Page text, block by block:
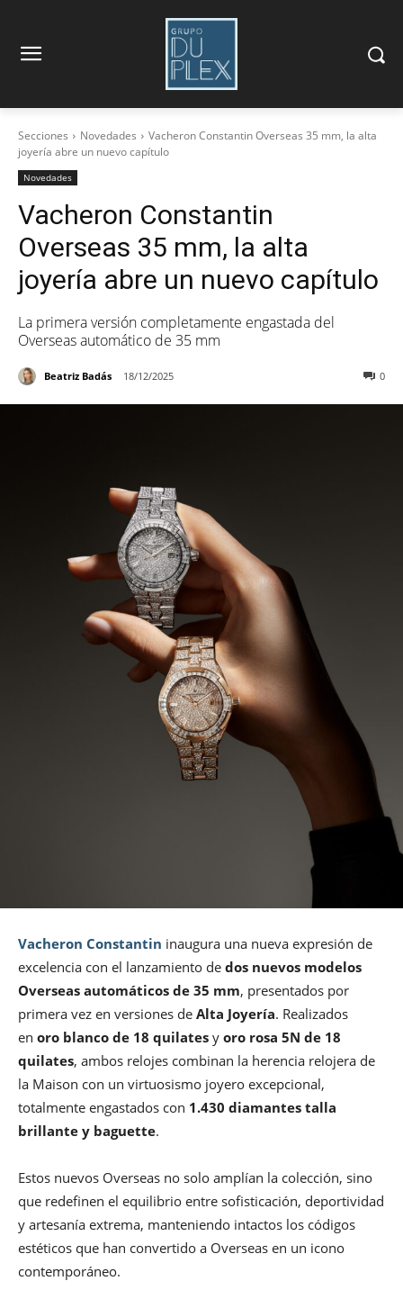
Secciones Novedades
Vacheron Constantin Overseas 35 mm, la alta
joyería abre un nuevo capítulo
Novedades
Vacheron Constantin
Overseas 35 mm, la alta
joyería abre un nuevo capítulo
La primera versión completamente engastada del
Overseas automático de 35 mm
Beatriz Badás 18/12/2025 0
Vacheron Constantin inaugura una nueva expresión de
excelencia con el lanzamiento de dos nuevos modelos
Overseas automáticos de 35 mm, presentados por
primera vez en versiones de Alta Joyería. Realizados
en oro blanco de 18 quilates y oro rosa 5N de 18
quilates, ambos relojes combinan la herencia relojera de
la Maison con un virtuosismo joyero excepcional,
totalmente engastados con 1.430 diamantes talla
brillante y baguette.
Estos nuevos Overseas no solo amplían la colección, sino
que redefinen el equilibrio entre sofisticación, deportividad
y artesanía extrema, manteniendo intactos los códigos
estéticos que han convertido a Overseas en un icono
contemporáneo.